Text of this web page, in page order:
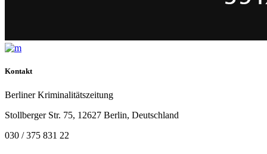
Kontakt
Berliner Kriminalitätszeitung
Stollberger Str. 75, 12627 Berlin, Deutschland
030 / 375 831 22